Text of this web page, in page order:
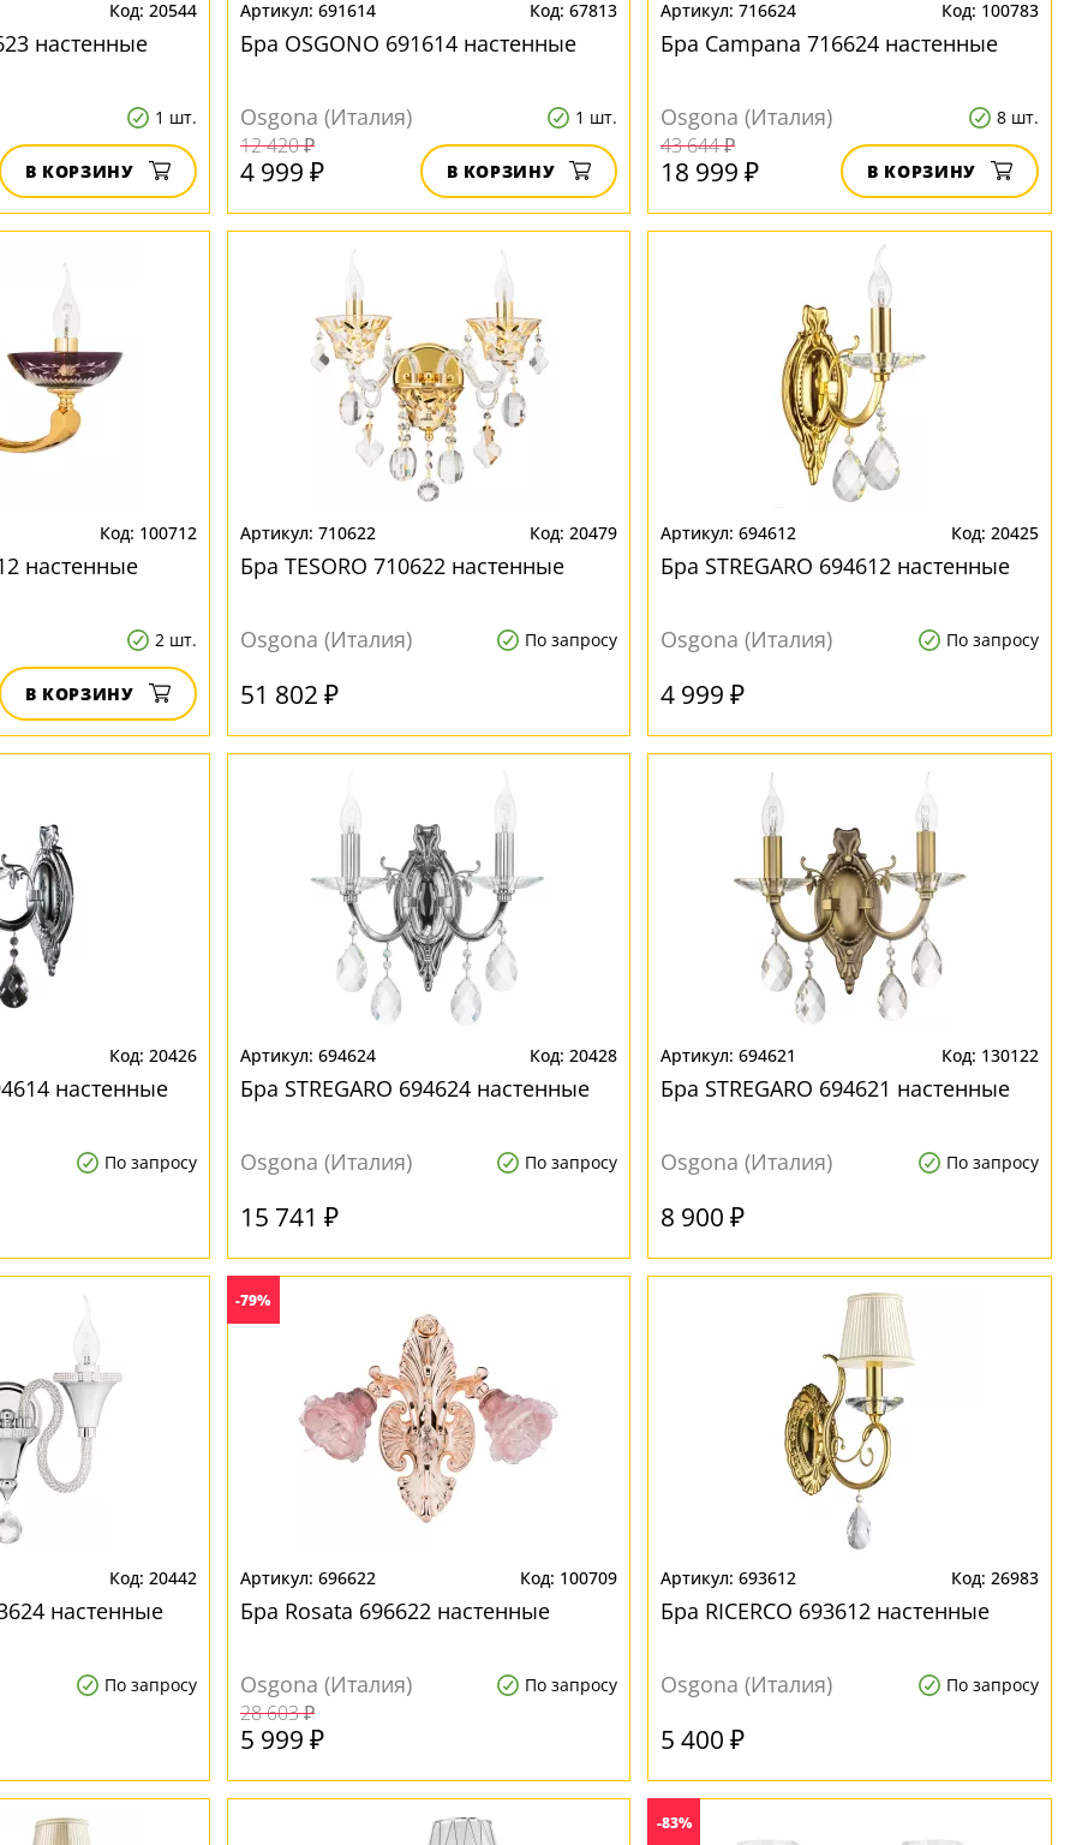
20544
настенные
1 шт.
В КОРЗИНУ
691614 67813
Бра OSGONO 691614 настенные
Osgona (Италия) 1 шт.
12 420 ₽
4 999 ₽ В КОРЗИНУ
716624 100783
Бра Campana 716624 настенные
Osgona (Италия) 8 шт.
43 644 ₽
18 999 ₽ В КОРЗИНУ
100712
настенные
2 шт.
В КОРЗИНУ
710622 20479
Бра TESORO 710622 настенные
Osgona (Италия) По запросу
51 802 ₽
694612 20425
Бра STREGARO 694612 настенные
Osgona (Италия) По запросу
4 999 ₽
20426
настенные
По запросу
694624 20428
Бра STREGARO 694624 настенные
Osgona (Италия) По запросу
15 741 ₽
694621 130122
Бра STREGARO 694621 настенные
Osgona (Италия) По запросу
8 900 ₽
20442
настенные
По запросу
-79%
696622 100709
Бра Rosata 696622 настенные
Osgona (Италия) По запросу
28 603 ₽
5 999 ₽
693612 26983
Бра RICERCO 693612 настенные
Osgona (Италия) По запросу
5 400 ₽
-83%